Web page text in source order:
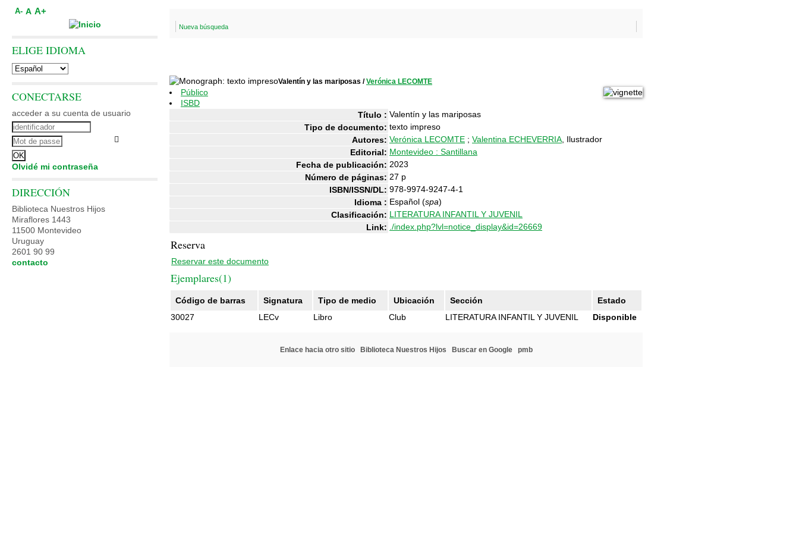
Nueva búsqueda
Valentín y las mariposas /Verónica LECOMTE
Público
ISBD
Título : Valentín y las mariposas
Tipo de documento: texto impreso
Autores: Verónica LECOMTE ; Valentina ECHEVERRIA , Ilustrador
Editorial: Montevideo : Santillana
Fecha de publicación: 2023
Número de páginas: 27 p
ISBN/ISSN/DL: 978-9974-9247-4-1
Idioma : Español (spa)
Clasificación: LITERATURA INFANTIL Y JUVENIL
Link: ./index.php?lvl=notice_display&id=26669
Reserva
Reservar este documento
Ejemplares(1)
Código de barras Signatura Tipo de medio Ubicación Sección
Estado
30027
LECv Libro Club LITERATURA INFANTIL Y JUVENIL Disponible
Enlace hacia otro sitio Biblioteca Nuestros Hijos Buscar en Google pmb
A- A A+
ELIGE IDIOMA
CONECTARSE
acceder a su cuenta de usuario
Olvidé mi contraseña
DIRECCIÓN
Biblioteca Nuestros Hijos
Miraflores 1443
11500 Montevideo
Uruguay
2601 90 99
contacto